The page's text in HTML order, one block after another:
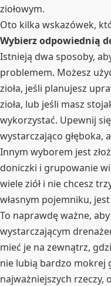
ziołowym.
Oto kilka wskazówek,
Wybierz odpowiednią
Istnieją dwa sposoby,
problemem. Możesz
zioła, jeśli planujesz
zioła, lub jeśli masz
wykorzystać. Upewnij
wystarczająco głęboka,
Innym wyborem jest
doniczki i grupowanie
wiele ziół i nie chcesz
własnym pojemniku,
To naprawdę ważne,
wystarczającym
mieć je na zewnątrz,
nie lubią bardzo mokrej
najważniejszych rzeczy,